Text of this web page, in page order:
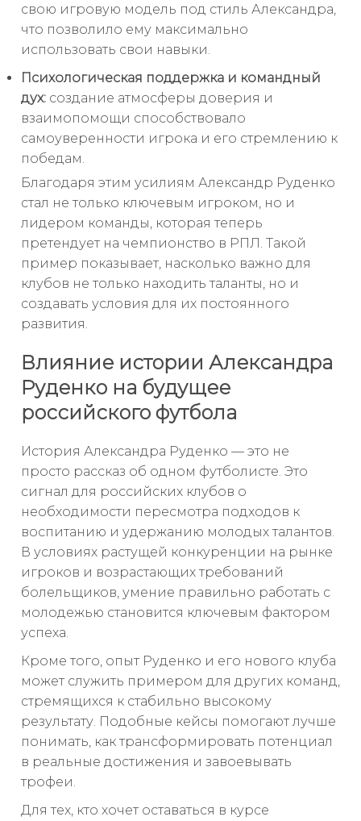
свою игровую модель под стиль Александра,
что позволило ему максимально
использовать свои навыки.
Психологическая поддержка и командный
дух: создание атмосферы доверия и
взаимопомощи способствовало
самоуверенности игрока и его стремлению к
победам.
Благодаря этим усилиям Александр Руденко
стал не только ключевым игроком, но и
лидером команды, которая теперь
претендует на чемпионство в РПЛ. Такой
пример показывает, насколько важно для
клубов не только находить таланты, но и
создавать условия для их постоянного
развития.
Влияние истории Александра
Руденко на будущее
российского футбола
История Александра Руденко — это не
просто рассказ об одном футболисте. Это
сигнал для российских клубов о
необходимости пересмотра подходов к
воспитанию и удержанию молодых талантов.
В условиях растущей конкуренции на рынке
игроков и возрастающих требований
болельщиков, умение правильно работать с
молодежью становится ключевым фактором
успеха.
Кроме того, опыт Руденко и его нового клуба
может служить примером для других команд,
стремящихся к стабильно высокому
результату. Подобные кейсы помогают лучше
понимать, как трансформировать потенциал
в реальные достижения и завоевывать
трофеи.
Для тех, кто хочет оставаться в курсе